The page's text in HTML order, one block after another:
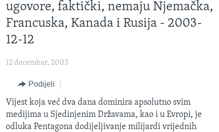
na
glavnu
navigaciju
na
FOTOGRAFIJE DANA
VIJESTI
SVIJET
SPECIJALNI PROJEKTI
KORUPCIJA
SLOBODA MEDIJA
ŽENSKA STRANA
ugovore, faktički, nemaju Njemačka,
Francuska, Kanada i Rusija - 2003-
12-12
12 decembar, 2003
Podijeli
Vijest koja već dva dana dominira apsolutno svim
medijima u Sjedinjenim Državama, kao i u Evropi, je
odluka Pentagona dodijeljivanje milijardi vrijednih